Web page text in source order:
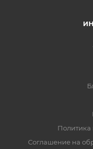
Политика
Соглашение на